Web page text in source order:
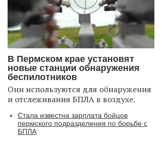
В Пермском крае установят
новые станции обнаружения
беспилотников
Они используются для обнаружения
и отслеживания БПЛА в воздухе.
Стала известна зарплата бойцов
пермского подразделения по борьбе с
БПЛА